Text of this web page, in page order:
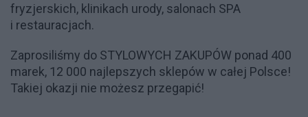
fryzjerskich, klinikach urody, salonach SPA
i restauracjach.
Zaprosiliśmy do STYLOWYCH ZAKUPÓW ponad 400
marek, 12 000 najlepszych sklepów w całej Polsce!
Takiej okazji nie możesz przegapić!